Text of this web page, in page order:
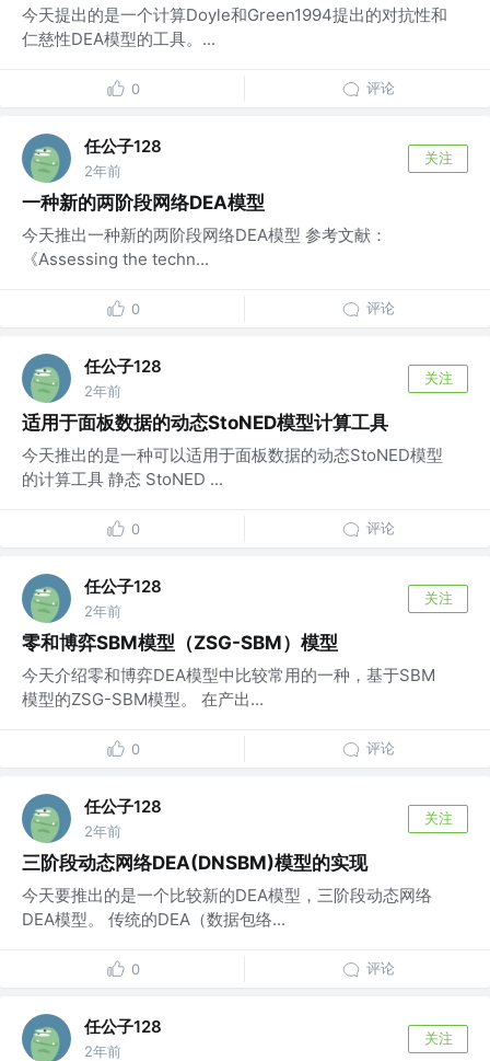
今天提出的是一个计算Doyle和Green1994提出的对抗性和
仁慈性DEA模型的工具。...
0 评论
任公子128
2年前
关注
一种新的两阶段网络DEA模型
今天推出一种新的两阶段网络DEA模型 参考文献：
《Assessing the techn...
0 评论
任公子128
2年前
关注
适用于面板数据的动态StoNED模型计算工具
今天推出的是一种可以适用于面板数据的动态StoNED模型
的计算工具 静态 StoNED ...
0 评论
任公子128
2年前
关注
零和博弈SBM模型（ZSG-SBM）模型
今天介绍零和博弈DEA模型中比较常用的一种，基于SBM
模型的ZSG-SBM模型。 在产出...
0 评论
任公子128
2年前
关注
三阶段动态网络DEA(DNSBM)模型的实现
今天要推出的是一个比较新的DEA模型，三阶段动态网络
DEA模型。 传统的DEA（数据包络...
0 评论
任公子128
2年前
关注